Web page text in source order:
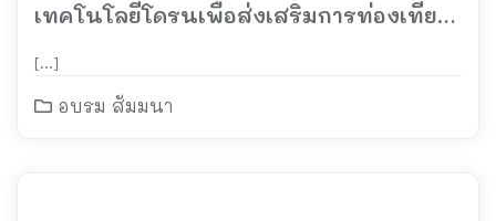
เทคโนโลยีโดรนเพื่อส่งเสริมการท่องเที่ยว
ให้กับเยาวชนและบุคลากรด้านการท่อง
เที่ยวของ จ.ฉะเชิงเทรา
[…]
อบรม สัมมนา